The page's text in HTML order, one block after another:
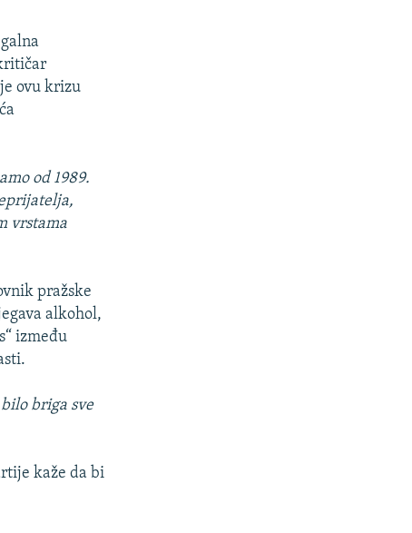
ovu krizu
od 1989.
vrstama
pražske
alkohol,
između
briga sve
kaže da bi